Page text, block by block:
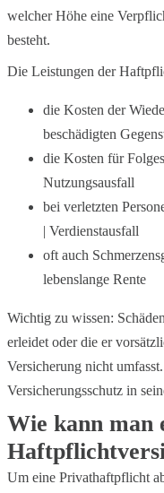
welcher Höhe eine
besteht.
Die Leistungen der
die Kosten der
beschädigten
die Kosten für
Nutzungsausfall
bei verletzten
| Verdienstausfall
oft auch
lebenslange Rente
Wichtig zu wissen:
erleidet oder die er
Versicherung nicht
Versicherungsschutz in
Wie kann man
Um eine Privathaftpflicht